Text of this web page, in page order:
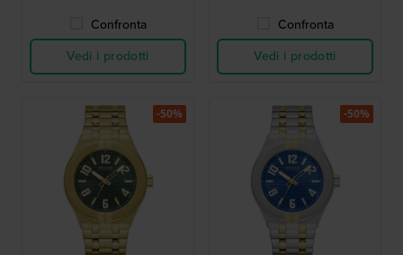
Confronta
Vedi i prodotti
Confronta
Vedi i prodotti
-50% -50%